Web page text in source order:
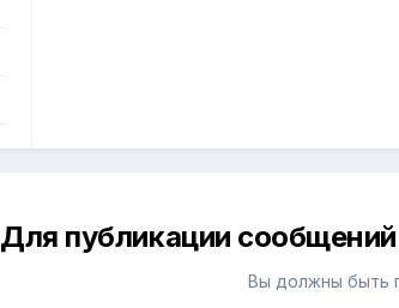
Для публикации сообщений
Вы должны быть